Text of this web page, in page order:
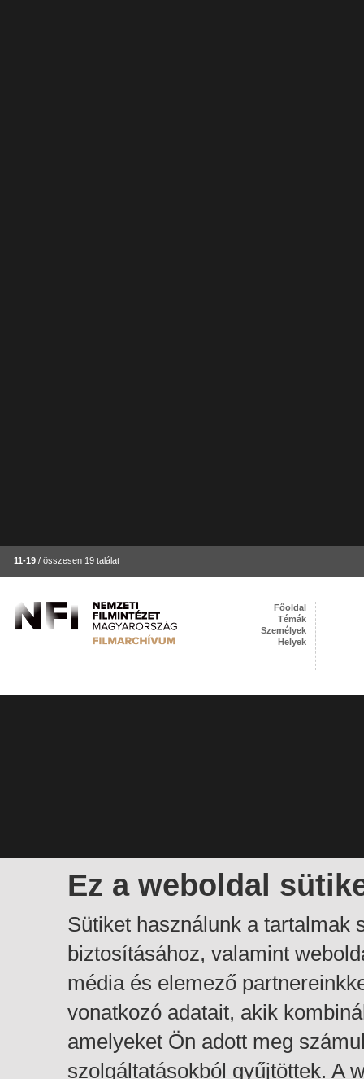
11-19 / összesen 19 találat
Ez a weboldal
Sütiket használunk a tartalmak
biztosításához, valamint
média és elemező
vonatkozó adatait, akik
amelyeket Ön adott meg
szolgáltatásokból gyűjtöttek. A
Főoldal
Témák
Személyek
Helyek